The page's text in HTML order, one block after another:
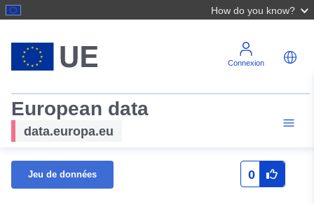
How do you know?
Connexion
European data
data.europa.eu
Jeu de données 0